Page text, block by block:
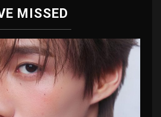
MISSED